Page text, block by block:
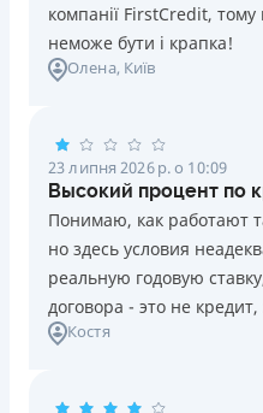
компанії FirstCredit, тому
неможе бути і крапка!
Олена, Київ
23 липня 2026 р. о 10:09
Высокий процент по
Понимаю, как работают
но здесь условия
реальную годовую
договора - это не
Костя